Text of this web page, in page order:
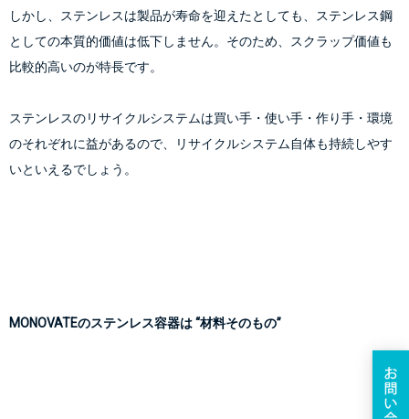
しかし、ステンレスは製品が寿命を迎えたとしても、ステンレス鋼
としての本質的価値は低下しません。そのため、スクラップ価値も
比較的高いのが特長です。
ステンレスのリサイクルシステムは買い手・使い手・作り手・環境
のそれぞれに益があるので、リサイクルシステム自体も持続しやす
いといえるでしょう。
MONOVATEのステンレス容器は “材料そのもの”